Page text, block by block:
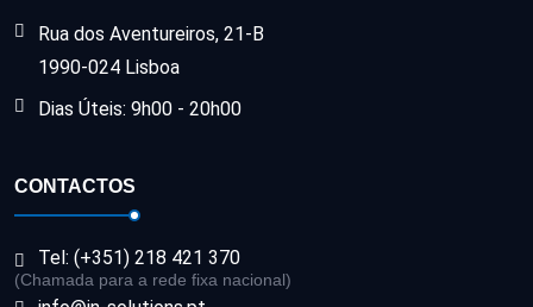
Rua dos Aventureiros, 21-B
1990-024 Lisboa
Dias Úteis: 9h00 - 20h00
CONTACTOS
Tel: (+351) 218 421 370
(Chamada para a rede fixa nacional)